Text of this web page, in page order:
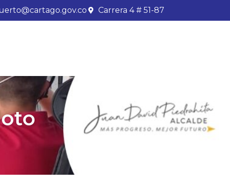
Carrera 4 # 51-87